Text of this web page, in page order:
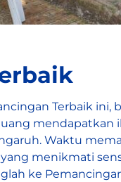
Terbaik ini,
mendapatkan
Waktu
menikmati
ke